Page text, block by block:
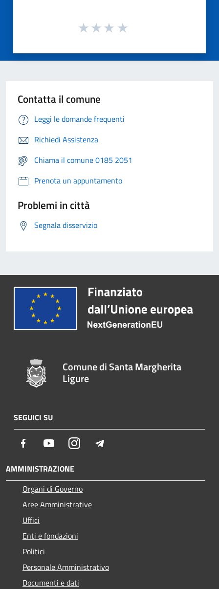
Contatta il comune
Leggi le domande frequenti
Richiedi Assistenza
Chiama il comune 0185 2051
Prenota un appuntamento
Problemi in città
Segnala disservizio
Comune di Santa Margherita
Ligure
SEGUICI SU
Facebook YoutubeInstagram
AMMINISTRAZIONE
Organi di Governo
Aree Amministrative
Uffici
Enti e fondazioni
Politici
Personale Amministrativo
Documenti e dati